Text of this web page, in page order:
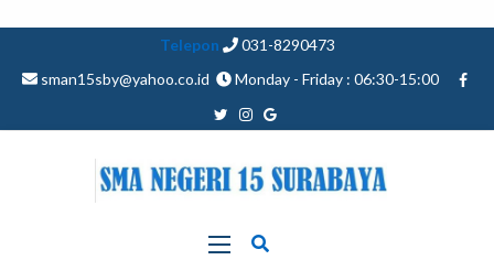
Telepon
031-8290473
sman15sby@yahoo.co.id
Monday - Friday : 06:30-15:00